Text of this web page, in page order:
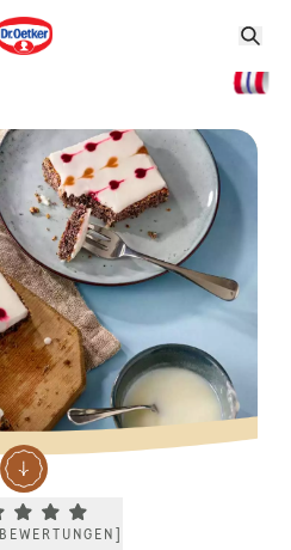
Current rating 4.7. Click to rate.
BEWERTUNGEN